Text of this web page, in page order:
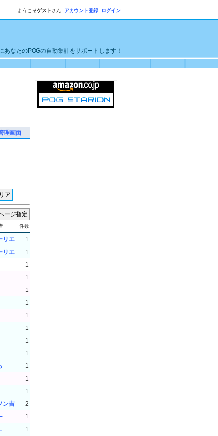
ようこそゲスト さん アカウント登録 ログイン
なたのPOGの自動集計をサポートします！
理画面
件数
リエ
1
リエ
1
1
1
1
1
1
1
1
1
1
1
1
ン吉
2
1
1